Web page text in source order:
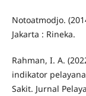
Notoatmodjo.
Jakarta : Rineka.
Rahman, I. A.
indikator
Sakit. Jurnal